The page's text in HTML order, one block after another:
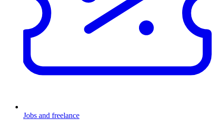
Jobs and freelance